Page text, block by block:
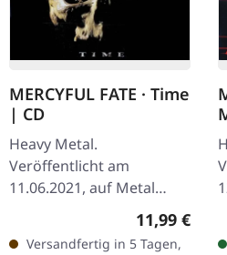
MERCYFUL FATE · Time
| CD
Heavy Metal.
Veröffentlicht am
11.06.2021, auf Metal
Blade Records. CD im
Jewelcase. "Time" von
Regulärer
11,99 €
Versandfertig in 5 Tagen,